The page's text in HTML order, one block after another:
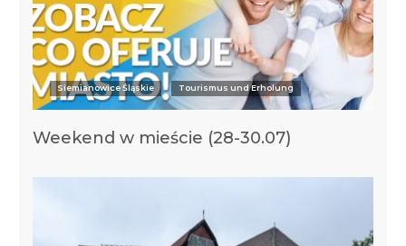
Siemianowice Śląskie Tourismus und Erholung
Weekend w mieście (28-30.07)